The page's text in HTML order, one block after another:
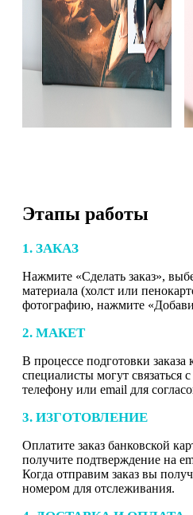
Этапы работы
1. ЗАКАЗ
Нажмите «Сделать заказ»,
материала (холст или
фотографию, нажмите
2. МАКЕТ
В процессе подготовки заказа
специалисты могут связаться
телефону или email для
3. ИЗГОТОВЛЕНИЕ
Оплатите заказ банковской
получите подтверждение на
Когда отправим заказ вы
номером для отслеживания.